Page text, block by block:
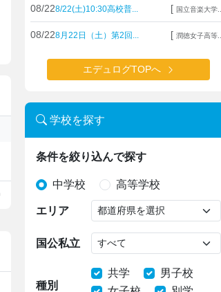
08/228/22(土)10:30高校普... [ 国立音楽大学...
08/228月22日（土）第2回... [ 潤徳女子高等...
エデュログTOPへ
学校を探す
条件を絞り込んで探す
中学校 高等学校
エリア
国公私立
種別
共学
男子校